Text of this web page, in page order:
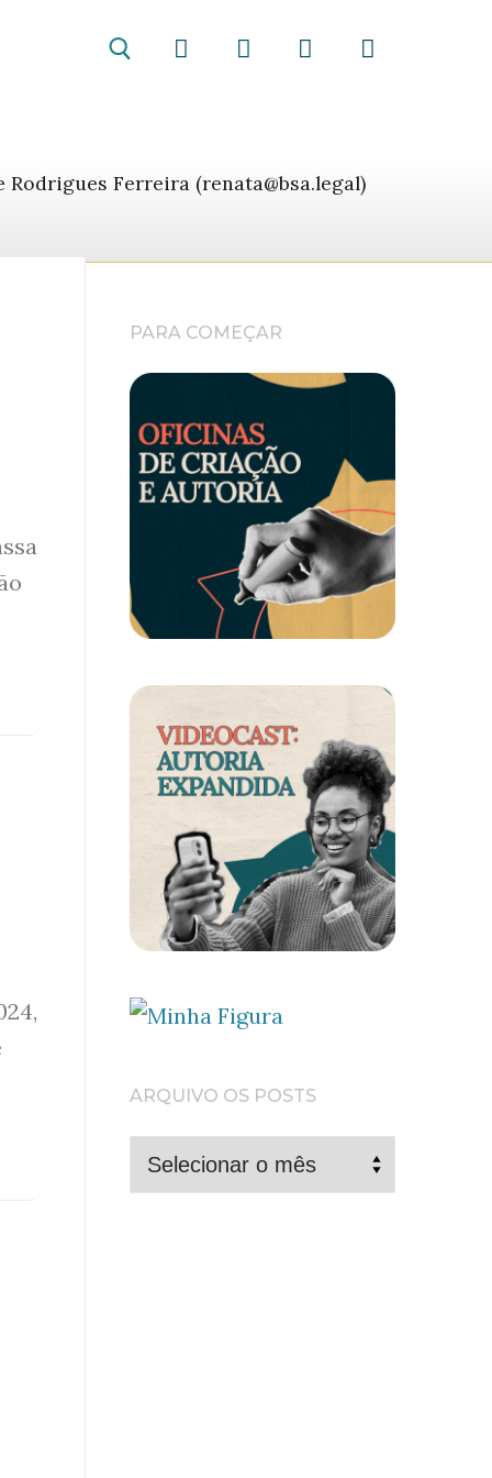
Rodrigues Ferreira (renata@bsa.legal)
PARA COMEÇAR
ARQUIVO OS POSTS
ARQUIVO
OS